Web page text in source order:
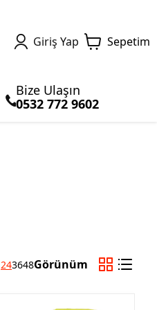
Giriş Yap Sepetim
Bize Ulaşın
0532 772 9602
243648Görünüm